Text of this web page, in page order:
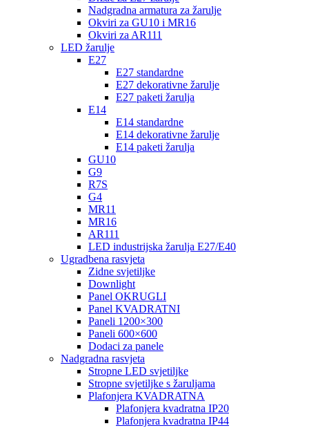
Nadgradna armatura za žarulje
Okviri za GU10 i MR16
Okviri za AR111
LED žarulje
E27
E27 standardne
E27 dekorativne žarulje
E27 paketi žarulja
E14
E14 standardne
E14 dekorativne žarulje
E14 paketi žarulja
GU10
G9
R7S
G4
MR11
MR16
AR111
LED industrijska žarulja E27/E40
Ugradbena rasvjeta
Zidne svjetiljke
Downlight
Panel OKRUGLI
Panel KVADRATNI
Paneli 1200×300
Paneli 600×600
Dodaci za panele
Nadgradna rasvjeta
Stropne LED svjetiljke
Stropne svjetiljke s žaruljama
Plafonjera KVADRATNA
Plafonjera kvadratna IP20
Plafonjera kvadratna IP44